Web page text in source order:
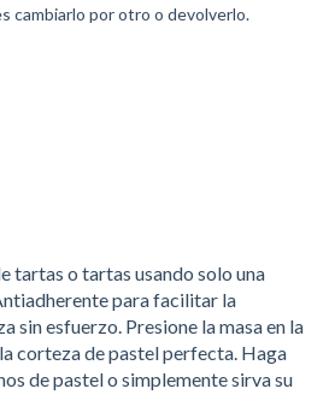
cambiarlo por otro o devolverlo.
tartas o tartas usando solo una
para facilitar la
sin esfuerzo. Presione la masa en la
corteza de pastel perfecta. Haga
de pastel o simplemente sirva su